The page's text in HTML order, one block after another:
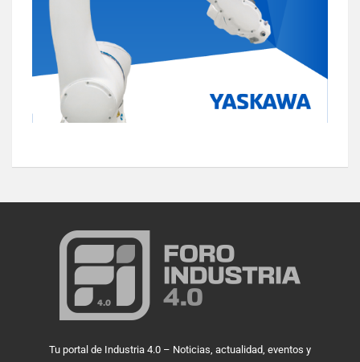
Tu portal de Industria 4.0 – Noticias, actualidad, eventos y